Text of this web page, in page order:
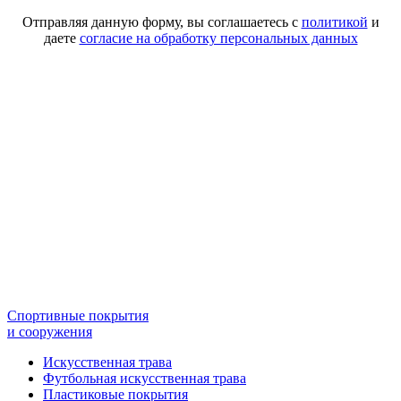
Отправляя данную форму, вы соглашаетесь с политикой и
даете согласие на обработку персональных данных
Спортивные покрытия
и сооружения
Искусственная трава
Футбольная искусственная трава
Пластиковые покрытия